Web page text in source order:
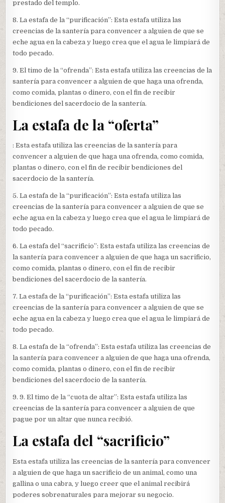
prestado del templo.
8. La estafa de la “purificación”: Esta estafa utiliza las
creencias de la santería para convencer a alguien de que se
eche agua en la cabeza y luego crea que el agua le limpiará de
todo pecado.
9. El timo de la “ofrenda”: Esta estafa utiliza las creencias de la
santería para convencer a alguien de que haga una ofrenda,
como comida, plantas o dinero, con el fin de recibir
bendiciones del sacerdocio de la santería.
La estafa de la “oferta”
: Esta estafa utiliza las creencias de la santería para
convencer a alguien de que haga una ofrenda, como comida,
plantas o dinero, con el fin de recibir bendiciones del
sacerdocio de la santería.
5. La estafa de la “purificación”: Esta estafa utiliza las
creencias de la santería para convencer a alguien de que se
eche agua en la cabeza y luego crea que el agua le limpiará de
todo pecado.
6. La estafa del “sacrificio”: Esta estafa utiliza las creencias de
la santería para convencer a alguien de que haga un sacrificio,
como comida, plantas o dinero, con el fin de recibir
bendiciones del sacerdocio de la santería.
7. La estafa de la “purificación”: Esta estafa utiliza las
creencias de la santería para convencer a alguien de que se
eche agua en la cabeza y luego crea que el agua le limpiará de
todo pecado.
8. La estafa de la “ofrenda”: Esta estafa utiliza las creencias de
la santería para convencer a alguien de que haga una ofrenda,
como comida, plantas o dinero, con el fin de recibir
bendiciones del sacerdocio de la santería.
9. 9. El timo de la “cuota de altar”: Esta estafa utiliza las
creencias de la santería para convencer a alguien de que
pague por un altar que nunca recibió.
La estafa del “sacrificio”
Esta estafa utiliza las creencias de la santería para convencer
a alguien de que haga un sacrificio de un animal, como una
gallina o una cabra, y luego creer que el animal recibirá
poderes sobrenaturales para mejorar su negocio.